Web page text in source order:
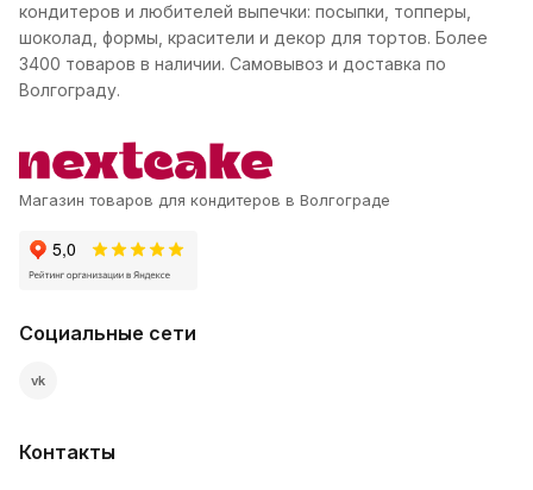
кондитеров и любителей выпечки: посыпки, топперы,
шоколад, формы, красители и декор для тортов. Более
3400 товаров в наличии. Самовывоз и доставка по
Волгограду.
Магазин товаров для кондитеров в Волгограде
Социальные сети
vk
Контакты